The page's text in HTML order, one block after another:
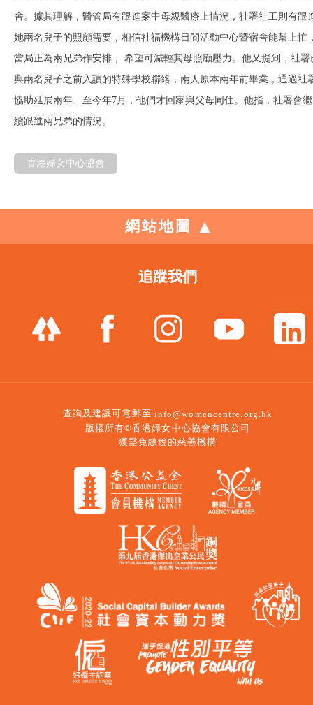
舍。據其理解，醫管局有跟進案中母親醫療上情況，社署社工則有跟
她兩名兒子的照顧需要，相信社福機構日間活動中心暨宿舍能幫上忙
當局正為兩兄弟作安排， 希望可減輕其母照顧壓力。他又提到，社署
與兩名兒子之前入讀的特殊學校聯絡，兩人原本兩年前畢業，通過社
協助延展兩年、至今年7月，他們才回家與父母同住。他指，社署會繼
續跟進兩兄弟的情況。
香港婦女中心協會
網站地圖
追蹤我們
查詢及建議可電郵至 info@womencentre.org.hk
版權所有©香港婦女中心協會有限公司
獲豁免繳稅的慈善機構